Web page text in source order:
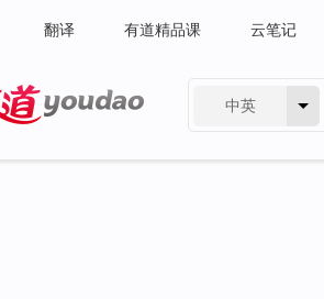
翻译 有道精品课 云笔记
中英